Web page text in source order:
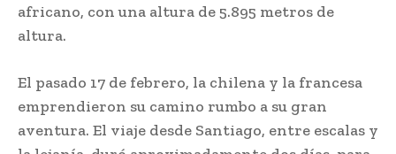
africano, con una altura de 5.895 metros de
altura.
El pasado 17 de febrero, la chilena y la francesa
emprendieron su camino rumbo a su gran
aventura. El viaje desde Santiago, entre escalas y